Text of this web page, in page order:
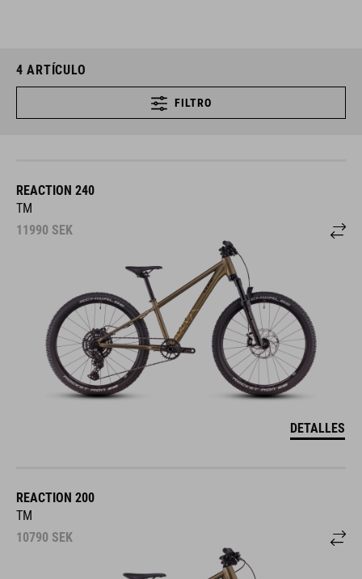
4 ARTÍCULO
FILTRO
REACTION 240
TM
11990 SEK
DETALLES
REACTION 200
TM
10790 SEK